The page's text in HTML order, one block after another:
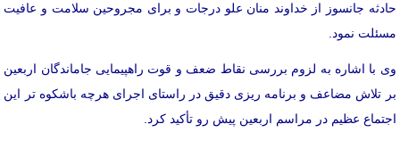
حادثه جانسوز از خداوند منان علو درجات و برای مجروحین سلامت و عافیت
مسئلت نمود.
وی با اشاره به لزوم بررسی نقاط ضعف و قوت راهپیمایی جاماندگان اربعین
بر تلاش مضاعف و برنامه ریزی دقیق در راستای اجرای هرچه باشکوه تر این
اجتماع عظیم در مراسم اربعین پیش رو تأکید کرد.